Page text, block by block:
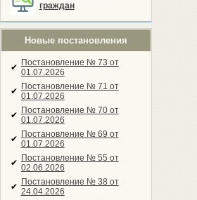
граждан
Новые постановления
✔ Постановление № 73 от
01.07.2026
✔ Постановление № 71 от
01.07.2026
✔ Постановление № 70 от
01.07.2026
✔ Постановление № 69 от
01.07.2026
✔ Постановление № 55 от
02.06.2026
✔ Постановление № 38 от
24.04.2026